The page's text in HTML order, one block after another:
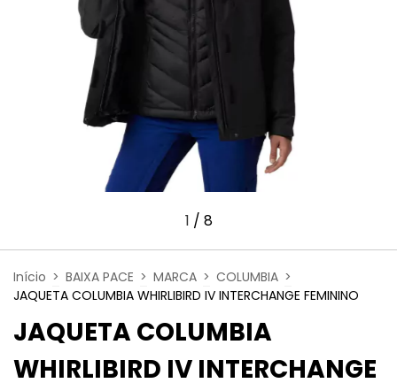
1 / 8
Início > BAIXA PACE > MARCA > COLUMBIA >
JAQUETA COLUMBIA WHIRLIBIRD IV INTERCHANGE FEMININO
JAQUETA COLUMBIA
WHIRLIBIRD IV INTERCHANGE